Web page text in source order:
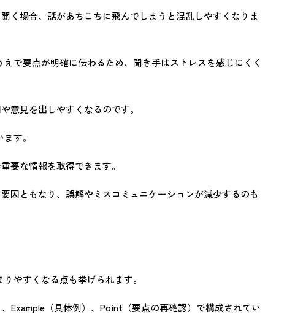
く場合、話があちこちに飛んでしまうと混乱しやすくなりま
で要点が明確に伝わるため、聞き手はストレスを感じにくく
意見を出しやすくなるのです。
す。
要な情報を取得できます。
因ともなり、誤解やミスコミュニケーションが減少するのも
やすくなる点も挙げられます。
Example（具体例）、Point（要点の再確認）で構成されてい